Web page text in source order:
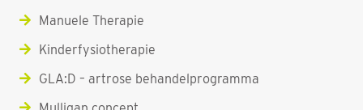
Manuele Therapie
Kinderfysiotherapie
GLA:D – artrose behandelprogramma